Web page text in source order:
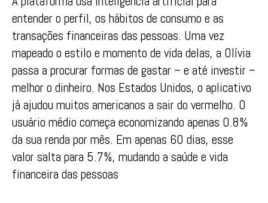
entender o perfil, os hábitos de consumo e as
transações financeiras das pessoas. Uma vez
mapeado o estilo e momento de vida delas, a Olívia
passa a procurar formas de gastar – e até investir –
melhor o dinheiro. Nos Estados Unidos, o aplicativo
já ajudou muitos americanos a sair do vermelho. O
usuário médio começa economizando apenas 0.8%
da sua renda por mês. Em apenas 60 dias, esse
valor salta para 5.7%, mudando a saúde e vida
financeira das pessoas